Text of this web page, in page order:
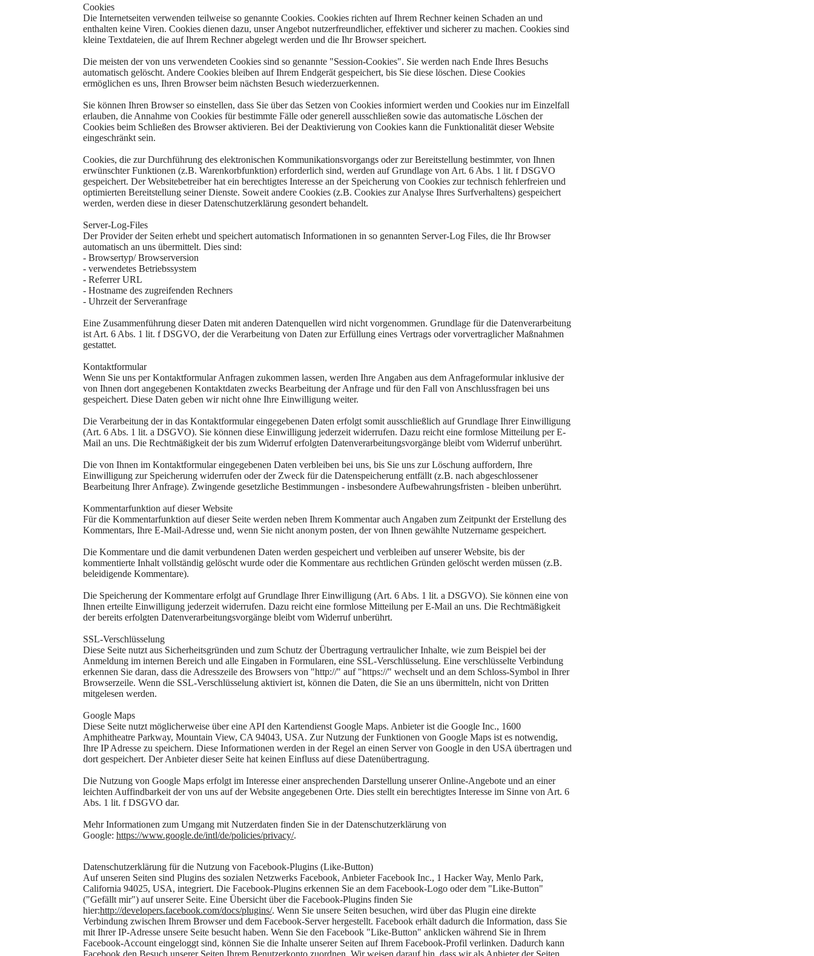
Cookies
Die Internetseiten verwenden teilweise so genannte Cookies. Cookies richten auf Ihrem Rechner keinen Schaden an und
enthalten keine Viren. Cookies dienen dazu, unser Angebot nutzerfreundlicher, effektiver und sicherer zu machen. Cookies sind
kleine Textdateien, die auf Ihrem Rechner abgelegt werden und die Ihr Browser speichert.
Die meisten der von uns verwendeten Cookies sind so genannte "Session-Cookies". Sie werden nach Ende Ihres Besuchs
automatisch gelöscht. Andere Cookies bleiben auf Ihrem Endgerät gespeichert, bis Sie diese löschen. Diese Cookies
ermöglichen es uns, Ihren Browser beim nächsten Besuch wiederzuerkennen.
Sie können Ihren Browser so einstellen, dass Sie über das Setzen von Cookies informiert werden und Cookies nur im Einzelfall
erlauben, die Annahme von Cookies für bestimmte Fälle oder generell ausschließen sowie das automatische Löschen der
Cookies beim Schließen des Browser aktivieren. Bei der Deaktivierung von Cookies kann die Funktionalität dieser Website
eingeschränkt sein.
Cookies, die zur Durchführung des elektronischen Kommunikationsvorgangs oder zur Bereitstellung bestimmter, von Ihnen
erwünschter Funktionen (z.B. Warenkorbfunktion) erforderlich sind, werden auf Grundlage von Art. 6 Abs. 1 lit. f DSGVO
gespeichert. Der Websitebetreiber hat ein berechtigtes Interesse an der Speicherung von Cookies zur technisch fehlerfreien und
optimierten Bereitstellung seiner Dienste. Soweit andere Cookies (z.B. Cookies zur Analyse Ihres Surfverhaltens) gespeichert
werden, werden diese in dieser Datenschutzerklärung gesondert behandelt.
Server-Log-Files
Der Provider der Seiten erhebt und speichert automatisch Informationen in so genannten Server-Log Files, die Ihr Browser
automatisch an uns übermittelt. Dies sind:
- Browsertyp/ Browserversion
- verwendetes Betriebssystem
- Referrer URL
- Hostname des zugreifenden Rechners
- Uhrzeit der Serveranfrage
Eine Zusammenführung dieser Daten mit anderen Datenquellen wird nicht vorgenommen. Grundlage für die Datenverarbeitung
ist Art. 6 Abs. 1 lit. f DSGVO, der die Verarbeitung von Daten zur Erfüllung eines Vertrags oder vorvertraglicher Maßnahmen
gestattet.
Kontaktformular
Wenn Sie uns per Kontaktformular Anfragen zukommen lassen, werden Ihre Angaben aus dem Anfrageformular inklusive der
von Ihnen dort angegebenen Kontaktdaten zwecks Bearbeitung der Anfrage und für den Fall von Anschlussfragen bei uns
gespeichert. Diese Daten geben wir nicht ohne Ihre Einwilligung weiter.
Die Verarbeitung der in das Kontaktformular eingegebenen Daten erfolgt somit ausschließlich auf Grundlage Ihrer Einwilligung
(Art. 6 Abs. 1 lit. a DSGVO). Sie können diese Einwilligung jederzeit widerrufen. Dazu reicht eine formlose Mitteilung per E-
Mail an uns. Die Rechtmäßigkeit der bis zum Widerruf erfolgten Datenverarbeitungsvorgänge bleibt vom Widerruf unberührt.
Die von Ihnen im Kontaktformular eingegebenen Daten verbleiben bei uns, bis Sie uns zur Löschung auffordern, Ihre
Einwilligung zur Speicherung widerrufen oder der Zweck für die Datenspeicherung entfällt (z.B. nach abgeschlossener
Bearbeitung Ihrer Anfrage). Zwingende gesetzliche Bestimmungen - insbesondere Aufbewahrungsfristen - bleiben unberührt.
Kommentarfunktion auf dieser Website
Für die Kommentarfunktion auf dieser Seite werden neben Ihrem Kommentar auch Angaben zum Zeitpunkt der Erstellung des
Kommentars, Ihre E-Mail-Adresse und, wenn Sie nicht anonym posten, der von Ihnen gewählte Nutzername gespeichert.
Die Kommentare und die damit verbundenen Daten werden gespeichert und verbleiben auf unserer Website, bis der
kommentierte Inhalt vollständig gelöscht wurde oder die Kommentare aus rechtlichen Gründen gelöscht werden müssen (z.B.
beleidigende Kommentare).
Die Speicherung der Kommentare erfolgt auf Grundlage Ihrer Einwilligung (Art. 6 Abs. 1 lit. a DSGVO). Sie können eine von
Ihnen erteilte Einwilligung jederzeit widerrufen. Dazu reicht eine formlose Mitteilung per E-Mail an uns. Die Rechtmäßigkeit
der bereits erfolgten Datenverarbeitungsvorgänge bleibt vom Widerruf unberührt.
SSL-Verschlüsselung
Diese Seite nutzt aus Sicherheitsgründen und zum Schutz der Übertragung vertraulicher Inhalte, wie zum Beispiel bei der
Anmeldung im internen Bereich und alle Eingaben in Formularen, eine SSL-Verschlüsselung. Eine verschlüsselte Verbindung
erkennen Sie daran, dass die Adresszeile des Browsers von "http://" auf "https://" wechselt und an dem Schloss-Symbol in Ihrer
Browserzeile. Wenn die SSL-Verschlüsselung aktiviert ist, können die Daten, die Sie an uns übermitteln, nicht von Dritten
mitgelesen werden.
Google Maps
Diese Seite nutzt möglicherweise über eine API den Kartendienst Google Maps. Anbieter ist die Google Inc., 1600
Amphitheatre Parkway, Mountain View, CA 94043, USA. Zur Nutzung der Funktionen von Google Maps ist es notwendig,
Ihre IP Adresse zu speichern. Diese Informationen werden in der Regel an einen Server von Google in den USA übertragen und
dort gespeichert. Der Anbieter dieser Seite hat keinen Einfluss auf diese Datenübertragung.
Die Nutzung von Google Maps erfolgt im Interesse einer ansprechenden Darstellung unserer Online-Angebote und an einer
leichten Auffindbarkeit der von uns auf der Website angegebenen Orte. Dies stellt ein berechtigtes Interesse im Sinne von Art. 6
Abs. 1 lit. f DSGVO dar.
Mehr Informationen zum Umgang mit Nutzerdaten finden Sie in der Datenschutzerklärung von
Google: https://www.google.de/intl/de/policies/privacy/.
Datenschutzerklärung für die Nutzung von Facebook-Plugins (Like-Button)
Auf unseren Seiten sind Plugins des sozialen Netzwerks Facebook, Anbieter Facebook Inc., 1 Hacker Way, Menlo Park,
California 94025, USA, integriert. Die Facebook-Plugins erkennen Sie an dem Facebook-Logo oder dem "Like-Button"
("Gefällt mir") auf unserer Seite. Eine Übersicht über die Facebook-Plugins finden Sie
hier:http://developers.facebook.com/docs/plugins/. Wenn Sie unsere Seiten besuchen, wird über das Plugin eine direkte
Verbindung zwischen Ihrem Browser und dem Facebook-Server hergestellt. Facebook erhält dadurch die Information, dass Sie
mit Ihrer IP-Adresse unsere Seite besucht haben. Wenn Sie den Facebook "Like-Button" anklicken während Sie in Ihrem
Facebook-Account eingeloggt sind, können Sie die Inhalte unserer Seiten auf Ihrem Facebook-Profil verlinken. Dadurch kann